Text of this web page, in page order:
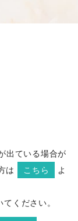
出ている場合が
は
こちら
よ
ください。